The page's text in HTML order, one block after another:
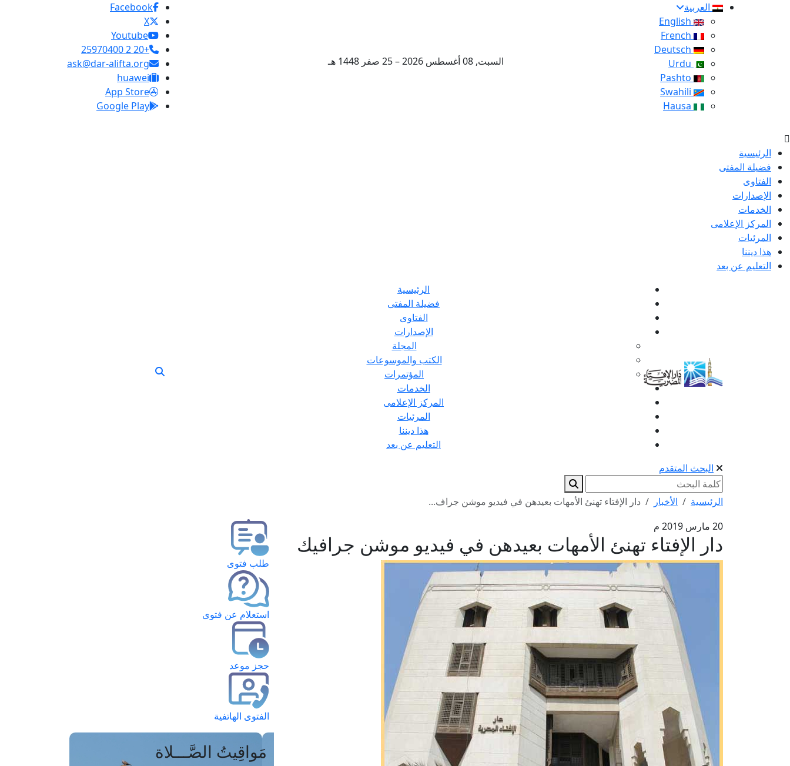
العربية
السبت, 08 أغسطس 2026 – 25 صفر 1448 هـ
Facebook
X
Youtube
+20 2 25970400
ask@dar-alifta.org
huawei
App Store
Google Play
الرئيسية
فضيلة المفتى
الفتاوى
الإصدارات
الخدمات
المركز الإعلامى
المرئيات
هذا ديننا
التعليم عن بعد
الرئيسية
فضيلة المفتى
الفتاوى
الإصدارات
المجلة
الكتب والموسوعات
المؤتمرات
الخدمات
المركز الإعلامى
المرئيات
هذا ديننا
التعليم عن بعد
البحث المتقدم
الرئيسية الأخبار
دار الإفتاء تهنئ الأمهات بعيدهن في فيديو موشن جراف...
20 مارس 2019 م
دار الإفتاء تهنئ الأمهات بعيدهن في فيديو موشن جرافيك
طلب فتوى
استعلام عن فتوى
حجز موعد
الفتوى الهاتفية
مَواقِيتُ الصَّـــلاة